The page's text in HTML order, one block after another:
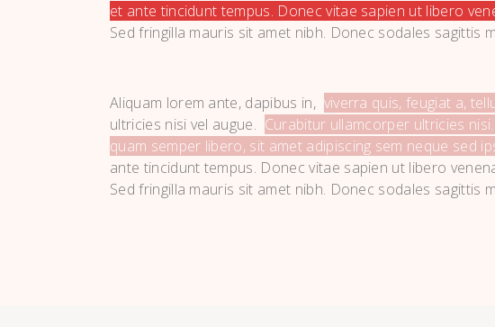
et ante tincidunt tempus. Donec vitae sapien ut libero
Sed fringilla mauris sit amet nibh. Donec sodales sagittis
Aliquam lorem ante, dapibus in, viverra quis, feugiat a,
ultricies nisi vel augue. Curabitur ullamcorper ultricies
quam semper libero, sit amet adipiscing sem neque sed
ante tincidunt tempus. Donec vitae sapien ut libero
Sed fringilla mauris sit amet nibh. Donec sodales sagittis